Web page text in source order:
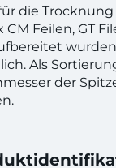
die
CM Feilen, GT
Als
der